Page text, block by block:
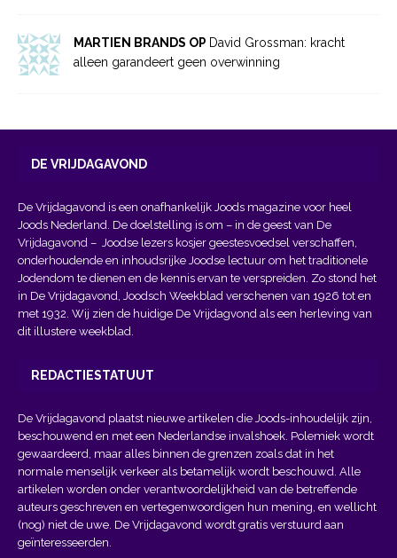
MARTIEN BRANDS OP David Grossman: kracht
alleen garandeert geen overwinning
DE VRIJDAGAVOND
De Vrijdagavond is een onafhankelijk Joods magazine voor heel
Joods Nederland. De doelstelling is om – in de geest van De
Vrijdagavond – Joodse lezers kosjer geestesvoedsel verschaffen,
onderhoudende en inhoudsrijke Joodse lectuur om het traditionele
Jodendom te dienen en de kennis ervan te verspreiden. Zo stond het
in De Vrijdagavond, Joodsch Weekblad verschenen van 1926 tot en
met 1932. Wij zien de huidige De Vrijdagvond als een herleving van
dit illustere weekblad.
REDACTIESTATUUT
De Vrijdagavond plaatst nieuwe artikelen die Joods-inhoudelijk zijn,
beschouwend en met een Nederlandse invalshoek. Polemiek wordt
gewaardeerd, maar alles binnen de grenzen zoals dat in het
normale menselijk verkeer als betamelijk wordt beschouwd. Alle
artikelen worden onder verantwoordelijkheid van de betreffende
auteurs geschreven en vertegenwoordigen hun mening, en wellicht
(nog) niet de uwe. De Vrijdagavond wordt gratis verstuurd aan
geïnteresseerden.